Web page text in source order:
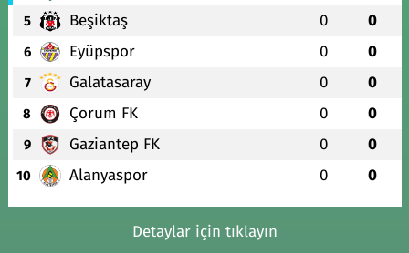
5 Beşiktaş 0 0
6 Eyüpspor 0 0
7 Galatasaray 0 0
8 Çorum FK 0 0
9 Gaziantep FK 0 0
10 Alanyaspor 0 0
Detaylar için tıklayın